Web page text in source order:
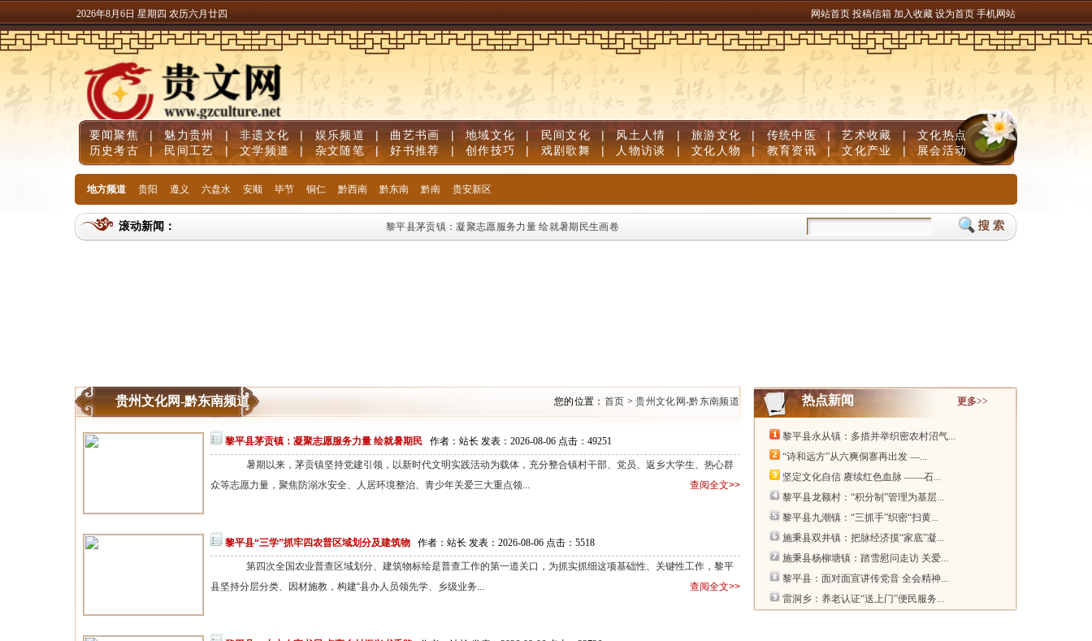
2026年8月6日 星期四 农历六月廿四 网站首页 投稿信箱 加入收藏 设为首页 手机网站
要闻聚焦 | 魅力贵州 | 非遗文化 | 娱乐频道 | 曲艺书画 | 地域文化 | 民间文化 | 风土人情 | 旅游文化 | 传统中医 | 艺术收藏 | 文化热点
历史考古
| 民间工艺 | 文学频道 | 杂文随笔 | 好书推荐 | 创作技巧 | 戏剧歌舞 | 人物访谈 | 文化人物 | 教育资讯 | 文化产业 | 展会活动
地方频道 贵阳 遵义 六盘水 安顺 毕节 铜仁 黔西南 黔东南 黔南 贵安新区
滚动新闻： 黎平县茅贡镇：凝聚志愿服务力量 绘就暑期民生画卷 黎平县“三学”抓牢四农普区域划分及建筑物标绘培训工作 贵州京剧院武戏晋京获好评 贵州演艺打造西部文化
贵州文化网-黔东南频道 您的位置： 首页 >贵州文化网-黔东南频道
黎平县茅贡镇：凝聚志愿服务力量 绘就暑期民 作者：站长 发表：2026-08-06 点击： 49251
暑期以来，茅贡镇坚持党建引领，以新时代文明实践活动为载体，充分整合镇村干部、党员、返乡大学生、热心群
众等志愿力量，聚焦防溺水安全、人居环境整治、青少年关爱三大重点领...
查阅全文>>
黎平县“三学”抓牢四农普区域划分及建筑物 作者：站长 发表：2026-08-06 点击： 5518
第四次全国农业普查区域划分、建筑物标绘是普查工作的第一道关口，为抓实抓细这项基础性、关键性工作，黎平
县坚持分层分类、因材施教，构建“县办人员领先学、乡级业务...
查阅全文>>
热点新闻 更多>>
黎平县永从镇：多措并举织密农村沼气...
“诗和远方”从六爽侗寨再出发 —...
坚定文化自信 赓续红色血脉 ——石...
黎平县龙额村：“积分制”管理为基层...
黎平县九潮镇：“三抓手”织密“扫黄...
施秉县双井镇：把脉经济摸“家底”凝...
施秉县杨柳塘镇：踏雪慰问走访 关爱...
黎平县：面对面宣讲传党音 全会精神...
雷洞乡：养老认证“送上门”便民服务...